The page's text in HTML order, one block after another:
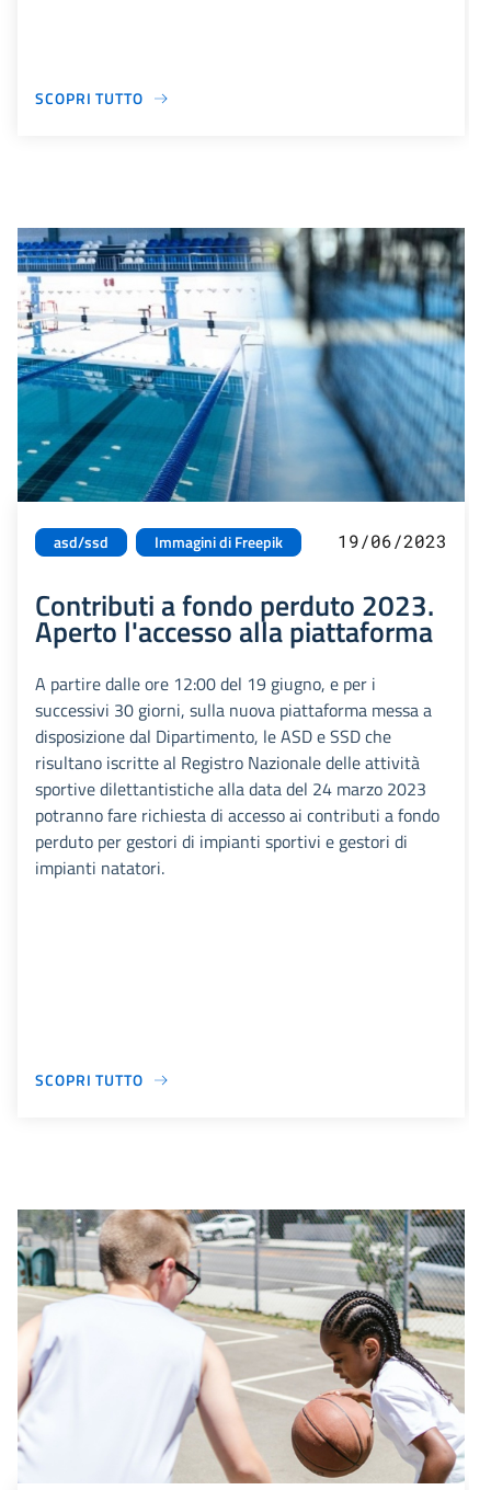
SCOPRI TUTTO
asd/ssd Immagini di Freepik 19/06/2023
Contributi a fondo perduto 2023.
Aperto l'accesso alla piattaforma
A partire dalle ore 12:00 del 19 giugno, e per i
successivi 30 giorni, sulla nuova piattaforma messa a
disposizione dal Dipartimento, le ASD e SSD che
risultano iscritte al Registro Nazionale delle attività
sportive dilettantistiche alla data del 24 marzo 2023
potranno fare richiesta di accesso ai contributi a fondo
perduto per gestori di impianti sportivi e gestori di
impianti natatori.
SCOPRI TUTTO